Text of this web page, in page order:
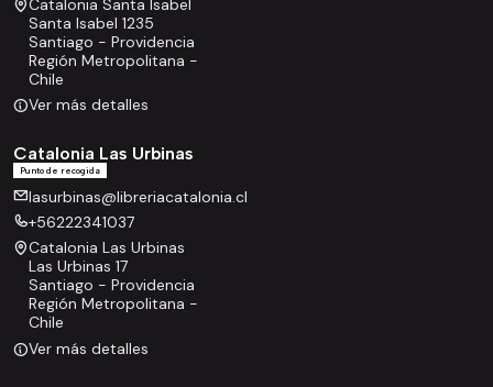
Catalonia Santa Isabel
Santa Isabel 1235
Santiago - Providencia
Región Metropolitana -
Chile
Ver más detalles
Catalonia Las Urbinas
Punto de recogida
lasurbinas@libreriacatalonia.cl
+56222341037
Catalonia Las Urbinas
Las Urbinas 17
Santiago - Providencia
Región Metropolitana -
Chile
Ver más detalles